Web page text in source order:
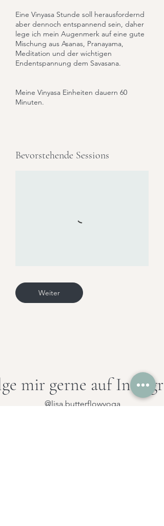
Eine Vinyasa Stunde soll herausfordernd
aber dennoch entspannend sein, daher
lege ich mein Augenmerk auf eine gute
Mischung aus Asanas, Pranayama,
Meditation und der wichtigen
Endentspannung dem Savasana.
Meine Vinyasa Einheiten dauern 60
Minuten.
Bevorstehende Sessions
Weiter
mir gerne auf
@lisa.butterflowyoga